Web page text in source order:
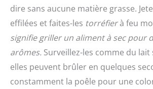
dire sans aucune matière grasse.
effilées et faites-les torréfierà feu
signifie griller un aliment à sec pour
arômes. Surveillez-les comme du
elles peuvent brûler en quelques
constamment la poêle pour une